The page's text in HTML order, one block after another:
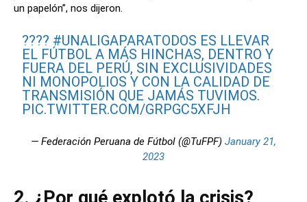
un papelón”, nos dijeron.
???? #UNALIGAPARATODOS ES LLEVAR
EL FÚTBOL A MÁS HINCHAS, DENTRO Y
FUERA DEL PERÚ, SIN EXCLUSIVIDADES
NI MONOPOLIOS Y CON LA CALIDAD DE
TRANSMISIÓN QUE JAMÁS TUVIMOS.
PIC.TWITTER.COM/GRPGC5XFJH
— Federación Peruana de Fútbol (@TuFPF) January 21,
2023